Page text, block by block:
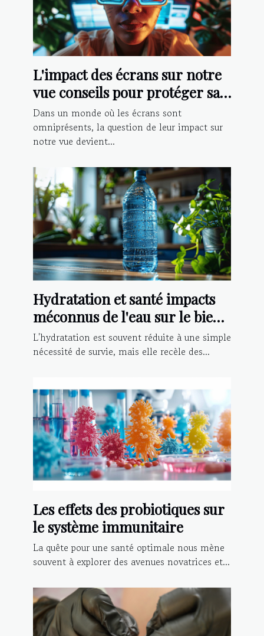
L'impact des écrans sur notre
vue conseils pour protéger sa
vision à l'ère numérique
Dans un monde où les écrans sont
omniprésents, la question de leur impact sur
notre vue devient...
Hydratation et santé impacts
méconnus de l'eau sur le bien-
être physique et mental
L'hydratation est souvent réduite à une simple
nécessité de survie, mais elle recèle des...
Les effets des probiotiques sur
le système immunitaire
La quête pour une santé optimale nous mène
souvent à explorer des avenues novatrices et...